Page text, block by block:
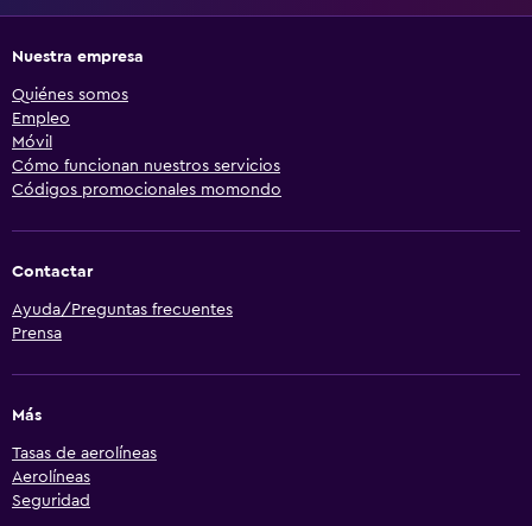
Nuestra empresa
Quiénes somos
Empleo
Móvil
Cómo funcionan nuestros servicios
Códigos promocionales momondo
Contactar
Ayuda/Preguntas frecuentes
Prensa
Más
Tasas de aerolíneas
Aerolíneas
Seguridad